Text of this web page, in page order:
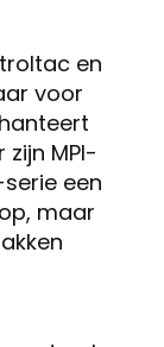
en
voor
MPI-
een
maar